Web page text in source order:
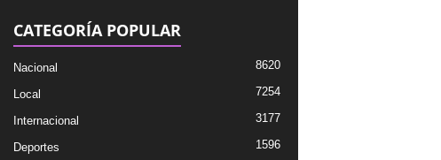
CATEGORÍA POPULAR
Nacional 8620
Local 7254
Internacional 3177
Deportes 1596